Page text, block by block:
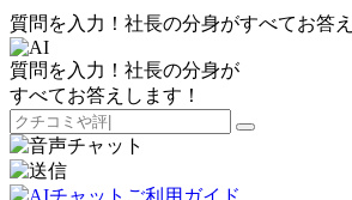
質問を入力！社長の分身がすべてお答
質問を入力！社長の分身が
すべてお答えします！